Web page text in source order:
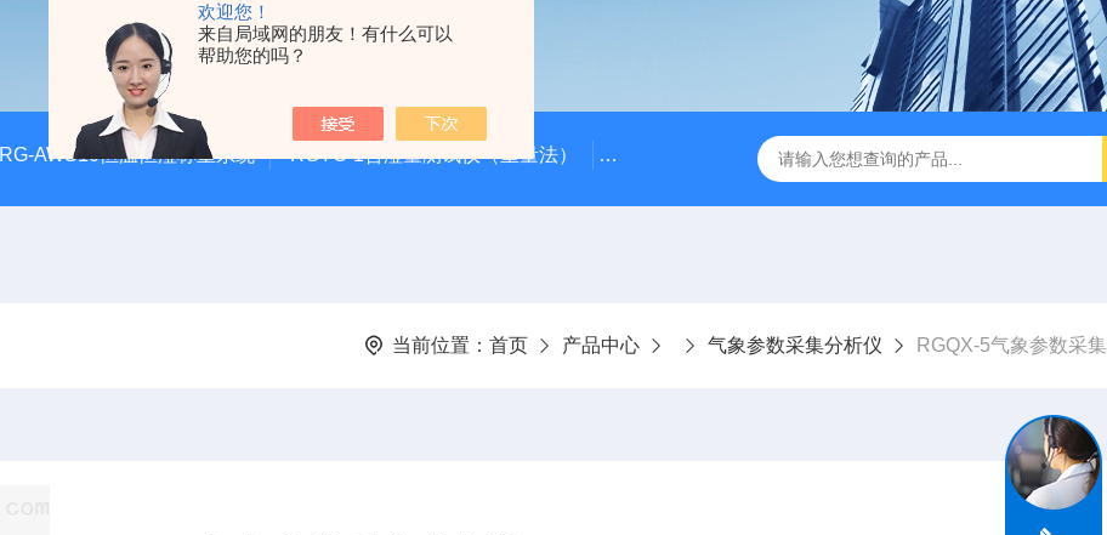
欢迎您！
来自局域网的朋友！有什么可以
帮助您的吗？
RG-AWS10恒温恒湿称重系统 RGYC-1含湿量测试仪（重量法） RG-AWS12低浓度采样头称重系统 RGK-300容广便
当前位置： 首页 产品中心 气象参数采集分析仪 RGQX-5气象参数采